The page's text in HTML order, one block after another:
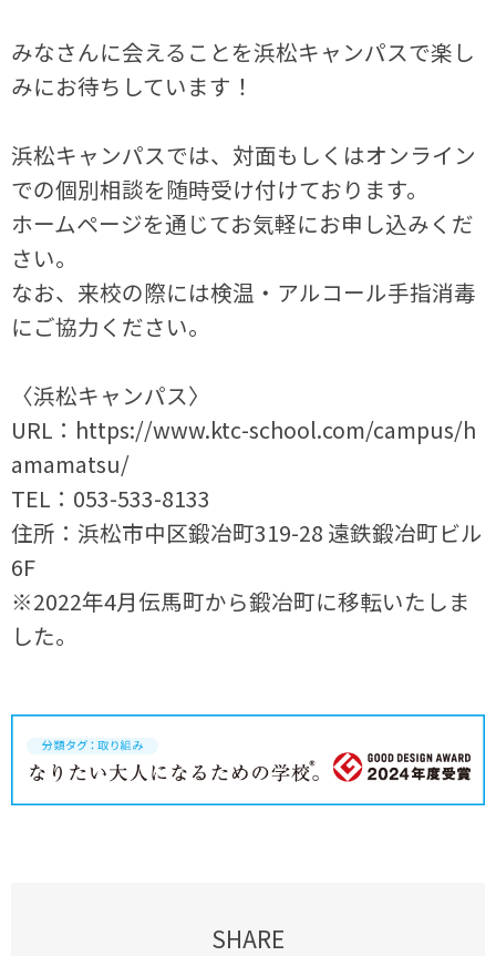
みなさんに会えることを浜松キャンパスで楽し
みにお待ちしています！
浜松キャンパスでは、対面もしくはオンライン
での個別相談を随時受け付けております。
ホームページを通じてお気軽にお申し込みくだ
さい。
なお、来校の際には検温・アルコール手指消毒
にご協力ください。
〈浜松キャンパス〉
URL ： https://www.ktc-school.com/campus/h
amamatsu/
TEL ： 053-533-8133
住所：浜松市中区鍛冶町319-28 遠鉄鍛冶町ビル
6F
※2022年4月伝馬町から鍛冶町に移転いたしま
した。
SHARE